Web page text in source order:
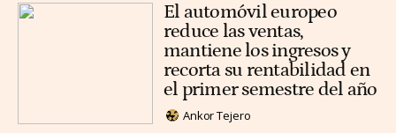
El automóvil europeo
reduce las ventas,
mantiene los ingresos y
recorta su rentabilidad en
el primer semestre del año
Ankor Tejero